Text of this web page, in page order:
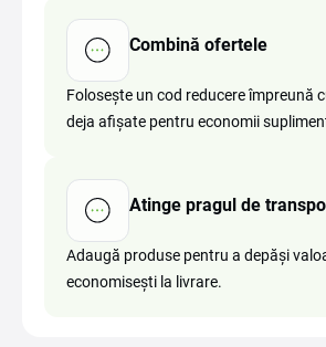
Combină ofertele
Folosește un cod reducere împreună
deja afișate pentru economii
Atinge pragul de
Adaugă produse pentru a depăși
economisești la livrare.